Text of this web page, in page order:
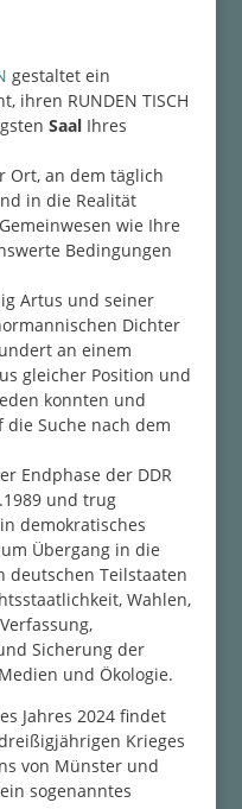
gestaltet ein
ihren RUNDEN TISCH
SaalIhres
Ort, an dem täglich
in die Realität
wie Ihre
Bedingungen
Artus und seiner
Dichter
an einem
gleicher Position und
konnten und
Suche nach dem
Endphase der DDR
und trug
demokratisches
Übergang in die
deutschen Teilstaaten
Wahlen,
Sicherung der
und Ökologie.
Jahres 2024 findet
Krieges
von Münster und
sogenanntes